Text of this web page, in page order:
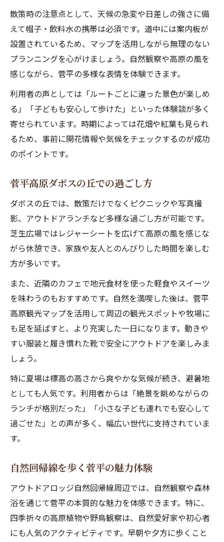
散策時の注意点として、天候の急変や日差しの強さに備
えて帽子・飲料水の携帯は必須です。道中には案内板が
設置されているため、マップを活用しながら無理のない
プランニングを心がけましょう。自然観察や高原の風を
感じながら、菅平の多様な表情を体験できます。
利用者の声としては「ルートごとに違った景色が楽しめ
る」「子どもも安心して歩けた」といった体験談が多く
寄せられています。時期によっては花畑や紅葉も見られ
るため、事前に開花情報や気候をチェックするのが成功
のポイントです。
菅平高原ダボスの丘での過ごし方
ダボスの丘では、散策だけでなくピクニックや写真撮
影、アウトドアランチなど多様な過ごし方が可能です。
芝生広場ではレジャーシートを広げて高原の風を感じな
がら休憩でき、家族や友人とのんびりした時間を楽しむ
方が多いです。
また、近隣のカフェで地元食材を使った軽食やスイーツ
を味わうのもおすすめです。自然を満喫した後は、菅平
高原観光マップを活用して周辺の観光スポットや牧場に
も足を延ばすと、より充実した一日になります。動きや
すい服装と履き慣れた靴で安全にアウトドアを楽しみま
しょう。
特に夏場は標高の高さから爽やかな気候が続き、避暑地
としても人気です。利用者からは「絶景を眺めながらの
ランチが格別だった」「小さな子ども連れでも安心して
過ごせた」との声が多く、幅広い世代に支持されていま
す。
自然回帰線を歩く菅平の魅力体験
アウトドアロッジ自然回帰線周辺では、自然観察や森林
浴を通じて菅平の本質的な魅力を体感できます。特に、
四季折々の高原植物や野鳥観察は、自然愛好家や初心者
にも人気のアクティビティです。早朝や夕方に歩くこと